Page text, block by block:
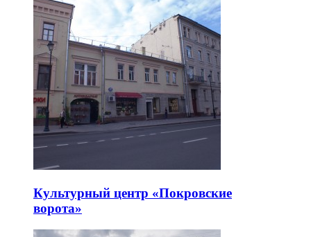
Культурный центр «Покровские
ворота»